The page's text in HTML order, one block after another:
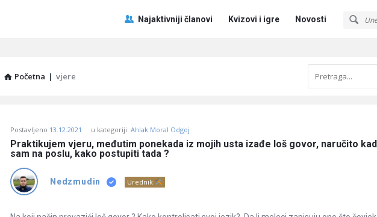
Pitaj
Učene
Najaktivniji članovi Kvizovi i igre Novosti
Početna | vjere
Učene
Latest
Pitanja
Postavljeno 13.12.2021 u kategoriji: Ahlak Moral Odgoj
Praktikujem vjeru, međutim ponekada iz mojih usta izađe loš govor, naručito
sam na poslu, kako postupiti tada ?
Nedzmudin Urednik